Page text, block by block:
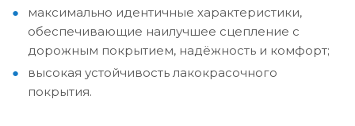
максимально идентичные характеристики,
обеспечивающие наилучшее сцепление с
дорожным покрытием, надёжность и комфорт;
высокая устойчивость лакокрасочного
покрытия.